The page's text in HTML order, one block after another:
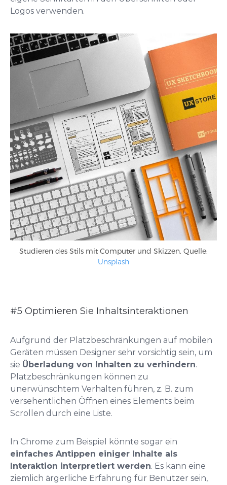
Logos verwenden.
Studieren des Stils mit Computer und Skizzen. Quelle:
Unsplash
#5 Optimieren Sie Inhaltsinteraktionen
Aufgrund der Platzbeschränkungen auf mobilen
Geräten müssen Designer sehr vorsichtig sein, um
sie Überladung von Inhalten zu verhindern.
Platzbeschränkungen können zu
unerwünschtem Verhalten führen, z. B. zum
versehentlichen Öffnen eines Elements beim
Scrollen durch eine Liste.
In Chrome zum Beispiel könnte sogar ein
einfaches Antippen einiger Inhalte als
Interaktion interpretiert werden. Es kann eine
ziemlich ärgerliche Erfahrung für Benutzer sein,